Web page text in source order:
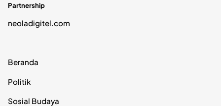
Partnership
neoladigitel.com
Beranda
Politik
Sosial Budaya